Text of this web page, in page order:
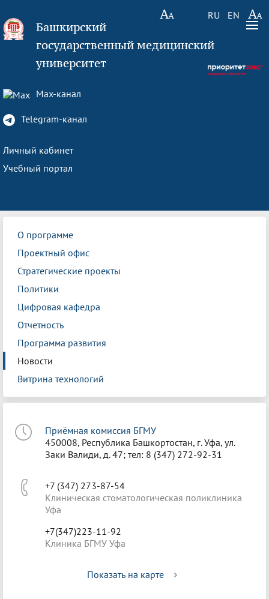
RU EN
Башкирский
государственный медицинский
университет
Max-канал
Telegram-канал
Личный кабинет
Учебный портал
О программе
Проектный офис
Стратегические проекты
Политики
Цифровая кафедра
Отчетность
Программа развития
Новости
Витрина технологий
Приёмная комиссия БГМУ
450008, Республика Башкортостан, г. Уфа, ул.
Заки Валиди, д. 47; тел: 8 (347) 272-92-31
+7 (347) 273-87-54
Клиническая стоматологическая поликлиника
Уфа
+7(347)223-11-92
Клиника БГМУ Уфа
Показать на карте